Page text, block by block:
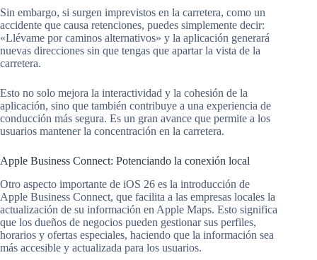
Sin embargo, si surgen imprevistos en la carretera, como un
accidente que causa retenciones, puedes simplemente decir:
«Llévame por caminos alternativos» y la aplicación generará
nuevas direcciones sin que tengas que apartar la vista de la
carretera.
Esto no solo mejora la interactividad y la cohesión de la
aplicación, sino que también contribuye a una experiencia de
conducción más segura. Es un gran avance que permite a los
usuarios mantener la concentración en la carretera.
Apple Business Connect: Potenciando la conexión local
Otro aspecto importante de iOS 26 es la introducción de
Apple Business Connect, que facilita a las empresas locales la
actualización de su información en Apple Maps. Esto significa
que los dueños de negocios pueden gestionar sus perfiles,
horarios y ofertas especiales, haciendo que la información sea
más accesible y actualizada para los usuarios.